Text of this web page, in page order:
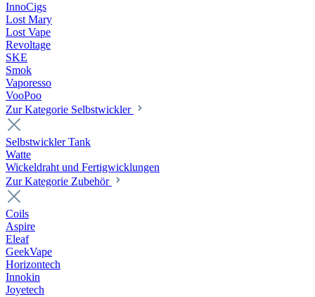
InnoCigs
Lost Mary
Lost Vape
Revoltage
SKE
Smok
Vaporesso
VooPoo
Zur Kategorie Selbstwickler
Selbstwickler Tank
Watte
Wickeldraht und Fertigwicklungen
Zur Kategorie Zubehör
Coils
Aspire
Eleaf
GeekVape
Horizontech
Innokin
Joyetech